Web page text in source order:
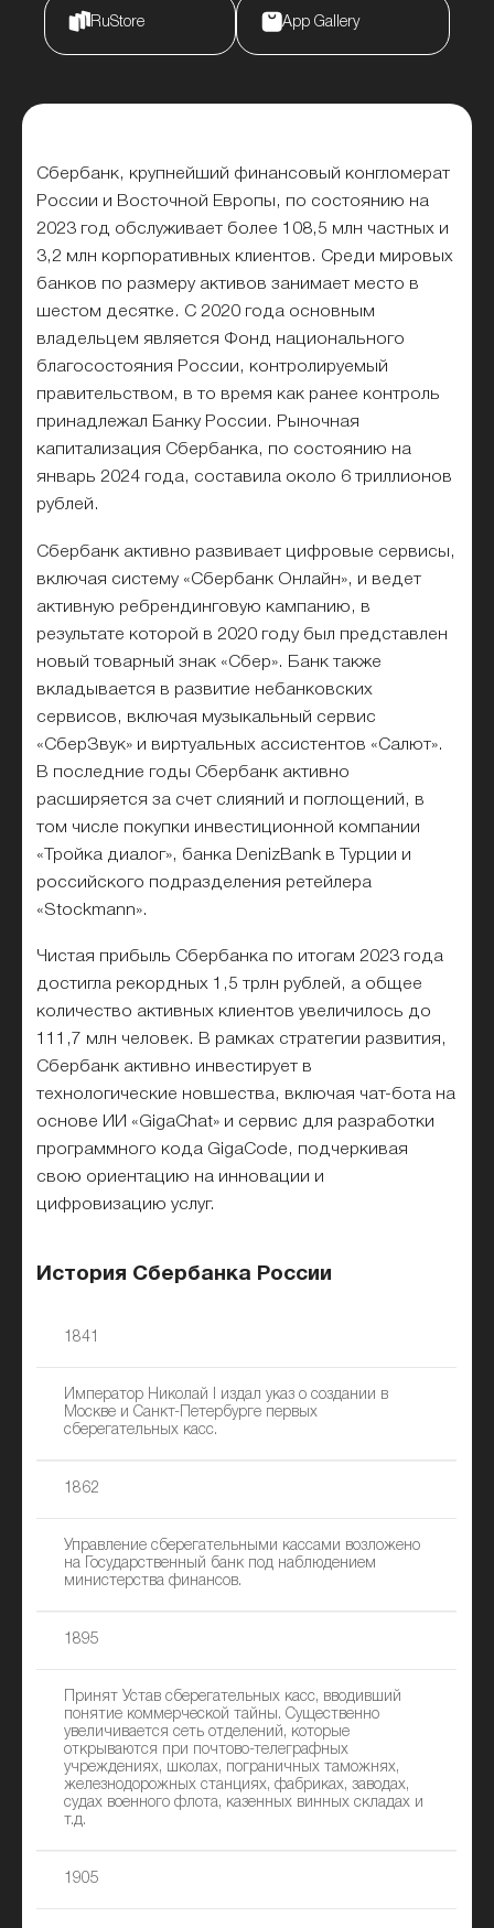
RuStore App Gallery
Сбербанк, крупнейший финансовый конгломерат
России и Восточной Европы, по состоянию на
2023 год обслуживает более 108,5 млн частных и
3,2 млн корпоративных клиентов. Среди мировых
банков по размеру активов занимает место в
шестом десятке. С 2020 года основным
владельцем является Фонд национального
благосостояния России, контролируемый
правительством, в то время как ранее контроль
принадлежал Банку России. Рыночная
капитализация Сбербанка, по состоянию на
январь 2024 года, составила около 6 триллионов
рублей.
Сбербанк активно развивает цифровые сервисы,
включая систему «Сбербанк Онлайн», и ведет
активную ребрендинговую кампанию, в
результате которой в 2020 году был представлен
новый товарный знак «Сбер». Банк также
вкладывается в развитие небанковских
сервисов, включая музыкальный сервис
«СберЗвук» и виртуальных ассистентов «Салют».
В последние годы Сбербанк активно
расширяется за счет слияний и поглощений, в
том числе покупки инвестиционной компании
«Тройка диалог», банка DenizBank в Турции и
российского подразделения ретейлера
«Stockmann».
Чистая прибыль Сбербанка по итогам 2023 года
достигла рекордных 1,5 трлн рублей, а общее
количество активных клиентов увеличилось до
111,7 млн человек. В рамках стратегии развития,
Сбербанк активно инвестирует в
технологические новшества, включая чат-бота на
основе ИИ «GigaChat» и сервис для разработки
программного кода GigaСode, подчеркивая
свою ориентацию на инновации и
цифровизацию услуг.
История Сбербанка России
1841
Император Николай I издал указ о создании в
Москве и Санкт-Петербурге первых
сберегательных касс.
1862
Управление сберегательными кассами возложено
на Государственный банк под наблюдением
министерства финансов.
1895
Принят Устав сберегательных касс, вводивший
понятие коммерческой тайны. Существенно
увеличивается сеть отделений, которые
открываются при почтово-телеграфных
учреждениях, школах, пограничных таможнях,
железнодорожных станциях, фабриках, заводах,
судах военного флота, казенных винных складах и
т.д.
1905